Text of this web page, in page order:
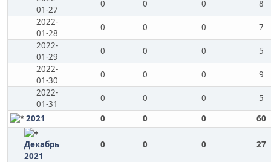
01-27
0 0 0
8
2022-
01-28
0 0 0
7
2022-
01-29
0 0 0
5
2022-
01-30
0 0 0
9
2022-
01-31
0 0 0
5
2021
0 0 0 60
Декабрь
2021
0 0 0 27